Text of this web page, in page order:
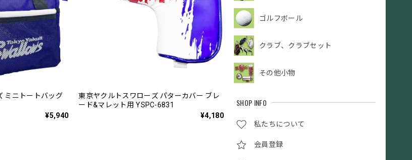
ゴルフボール
クラブ、クラブセット
その他小物
SHOP INFO
私たちについて
会員登録
ミニトートバッグ
¥5,940
東京ヤクルトスワローズ パターカバー ブレ
ード&マレット用 YSPC-6831
¥4,180